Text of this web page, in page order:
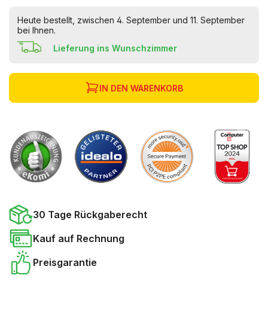
Heute bestellt, zwischen 4. September und 11. September
bei Ihnen.
Lieferung ins Wunschzimmer
IN DEN WARENKORB
30 Tage Rückgaberecht
Kauf auf Rechnung
Preisgarantie